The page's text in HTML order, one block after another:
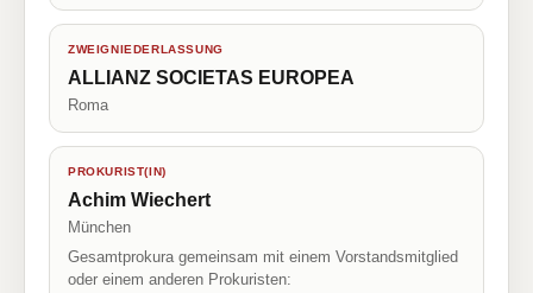
ZWEIGNIEDERLASSUNG
ALLIANZ SOCIETAS EUROPEA
Roma
PROKURIST(IN)
Achim Wiechert
München
Gesamtprokura gemeinsam mit einem Vorstandsmitglied
oder einem anderen Prokuristen: